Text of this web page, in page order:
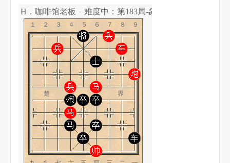
象棋小游戏
H．咖啡馆老板－难度中：第183局-象棋道
１２３４５６７８９
楚 河 汉 界